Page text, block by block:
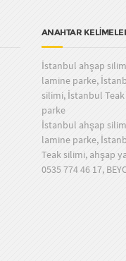
ANAHTAR
İstanbul ahşap
lamine parke,
silimi, İstanbul
parke
İstanbul ahşap
lamine parke,
Teak silimi, ahşap
0535 774 46 17,